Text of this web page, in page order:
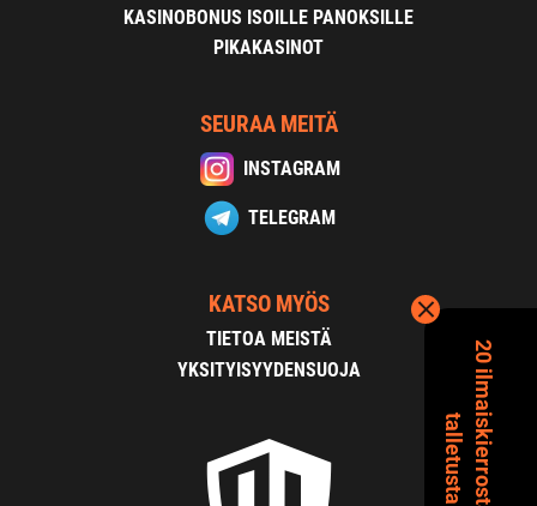
KASINOBONUS ISOILLE PANOKSILLE
PIKAKASINOT
SEURAA MEITÄ
INSTAGRAM
TELEGRAM
KATSO MYÖS
TIETOA MEISTÄ
YKSITYISYYDENSUOJA
2
0
i
l
m
a
is
k
i
e
r
r
o
s
t
a
i
l
m
a
n
ta
l
l
e
t
u
s
t
a